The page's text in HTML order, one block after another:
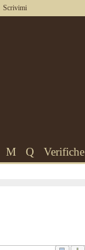
Scrivimi
M Q Verifiche